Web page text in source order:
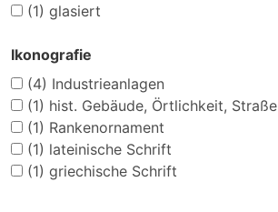
(1) glasiert
Ikonografie
(4) Industrieanlagen
(1) hist. Gebäude, Örtlichkeit, Straße
(1) Rankenornament
(1) lateinische Schrift
(1) griechische Schrift